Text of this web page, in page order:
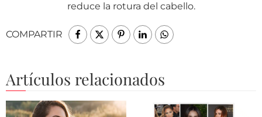
reduce la rotura del cabello.
COMPARTIR
Artículos relacionados